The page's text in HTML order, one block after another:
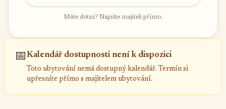
Máte dotaz? Napište majiteli přímo.
📅Kalendář dostupnosti není k dispozici
Toto ubytování nemá dostupný kalendář. Termín si
upřesníte přímo s majitelem ubytování.